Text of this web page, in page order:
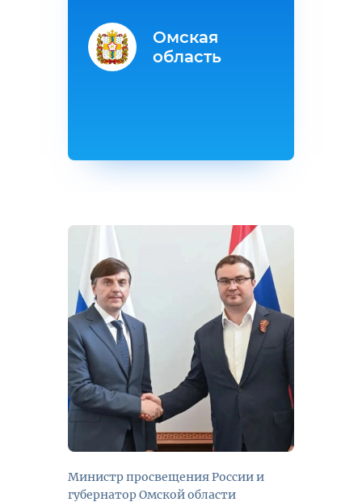
Министр просвещения России и
губернатор Омской области
Омская
область